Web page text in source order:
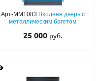
Арт-ММ1083 Входная дверь с
металлическим багетом
25 000 руб.